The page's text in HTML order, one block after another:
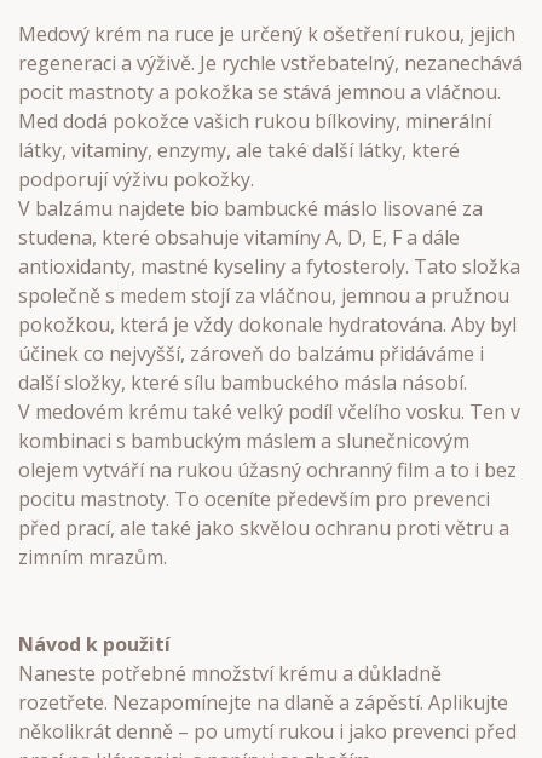
Medový krém na ruce je určený k ošetření rukou, jejich
regeneraci a výživě. Je rychle vstřebatelný, nezanechává
pocit mastnoty a pokožka se stává jemnou a vláčnou.
Med dodá pokožce vašich rukou bílkoviny, minerální
látky, vitaminy, enzymy, ale také další látky, které
podporují výživu pokožky.
V balzámu najdete bio bambucké máslo lisované za
studena, které obsahuje vitamíny A, D, E, F a dále
antioxidanty, mastné kyseliny a fytosteroly. Tato složka
společně s medem stojí za vláčnou, jemnou a pružnou
pokožkou, která je vždy dokonale hydratována. Aby byl
účinek co nejvyšší, zároveň do balzámu přidáváme i
další složky, které sílu bambuckého másla násobí.
V medovém krému také velký podíl včelího vosku. Ten v
kombinaci s bambuckým máslem a slunečnicovým
olejem vytváří na rukou úžasný ochranný film a to i bez
pocitu mastnoty. To oceníte především pro prevenci
před prací, ale také jako skvělou ochranu proti větru a
zimním mrazům.
Návod k použití
Naneste potřebné množství krému a důkladně
rozetřete. Nezapomínejte na dlaně a zápěstí. Aplikujte
několikrát denně – po umytí rukou i jako prevenci před